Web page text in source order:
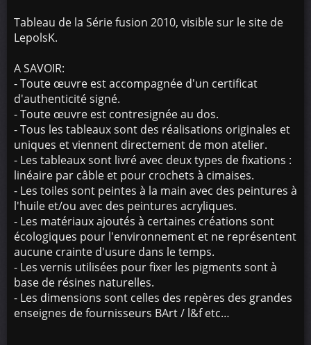
Tableau de la Série fusion 2010, visible sur le site de
LepolsK.
A SAVOIR:
- Toute œuvre est accompagnée d'un certificat
d'authenticité signé.
- Toute œuvre est contresignée au dos.
- Tous les tableaux sont des réalisations originales et
uniques et viennent directement de mon atelier.
- Les tableaux sont livré avec deux types de fixations :
linéaire par câble et pour crochets à cimaises.
- Les toiles sont peintes à la main avec des peintures à
l'huile et/ou avec des peintures acryliques.
- Les matériaux ajoutés à certaines créations sont
écologiques pour l'environnement et ne représentent
aucune crainte d'usure dans le temps.
- Les vernis utilisées pour fixer les pigments sont à
base de résines naturelles.
- Les dimensions sont celles des repères des grandes
enseignes de fournisseurs BArt / l&f etc…